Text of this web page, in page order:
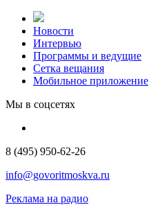
Новости
Интервью
Программы и ведущие
Сетка вещания
Мобильное приложение
Мы в соцсетях
8 (495) 950-62-26
info@govoritmoskva.ru
Реклама на радио